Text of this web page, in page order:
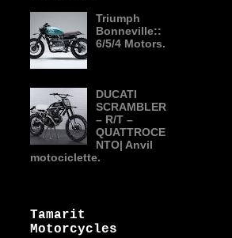
Triumph
Bonneville::
6/5/4 Motors.
DUCATI
SCRAMBLER
– R/T –
QUATTROCE
NTO| Anvil
motociclette.
Tamarit
Motorcycles